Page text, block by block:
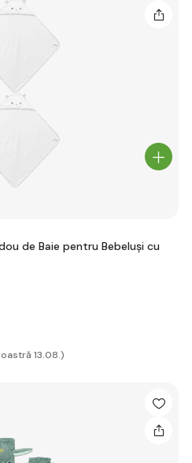
de Baie pentru Bebeluși cu
13.08.)